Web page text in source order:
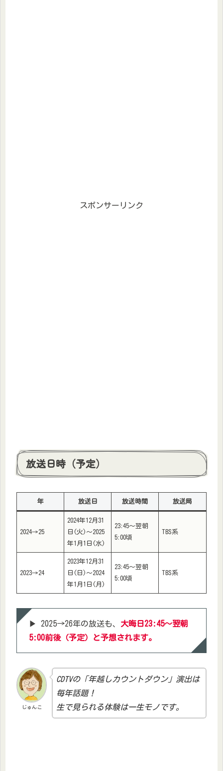
スポンサーリンク
放送日時（予定）
年 放送日 放送時間 放送局
2024→25
2024年12月31
日(火)〜2025
年1月1日(水)
23:45〜翌朝
5:00頃
TBS系
2023→24
2023年12月31
日(日)〜2024
年1月1日(月)
23:45〜翌朝
5:00頃
TBS系
▶ 2025→26年の放送も、 大晦日23:45〜翌朝
5:00前後（予定）と予想されます。
じゅんこ
CDTVの「年越しカウントダウン」演出は
毎年話題！
生で見られる体験は一生モノです。